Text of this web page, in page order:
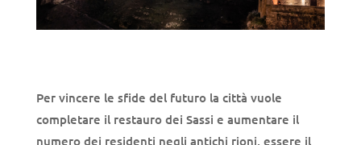
Per vincere le sfide del futuro la città vuole
completare ilrestauro dei Sassi e aumentare il
numero dei residenti negli antichi rioni, essere il